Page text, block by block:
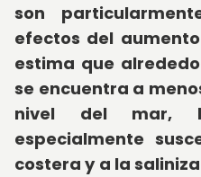
son
efectos del
estima que
se encuentra a
nivel del mar,
especialmente
costera y a la